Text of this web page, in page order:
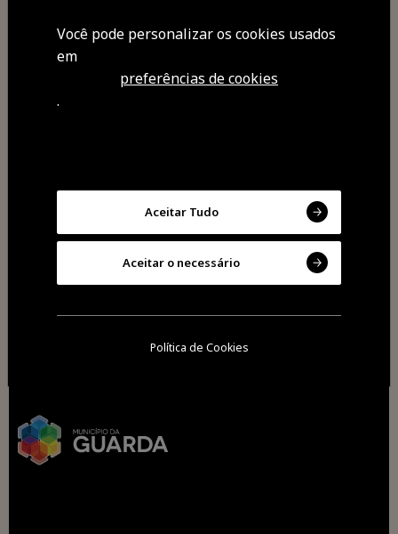
Você pode personalizar os cookies usados ​​
em
preferências de cookies
.
Aceitar Tudo
Aceitar o necessário
Política de Cookies